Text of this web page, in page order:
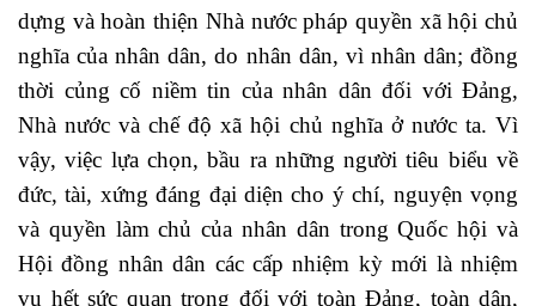
dựng và hoàn thiện Nhà nước pháp quyền xã hội chủ
nghĩa của nhân dân, do nhân dân, vì nhân dân; đồng
thời củng cố niềm tin của nhân dân đối với Đảng,
Nhà nước và chế độ xã hội chủ nghĩa ở nước ta. Vì
vậy, việc lựa chọn, bầu ra những người tiêu biểu về
đức, tài, xứng đáng đại diện cho ý chí, nguyện vọng
và quyền làm chủ của nhân dân trong Quốc hội và
Hội đồng nhân dân các cấp nhiệm kỳ mới là nhiệm
vụ hết sức quan trọng đối với toàn Đảng, toàn dân,